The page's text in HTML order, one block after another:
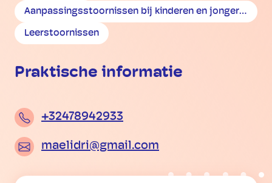
Aanpassingsstoornissen bij kinderen en jongeren
Leerstoornissen
Praktische informatie
+32478942933
maelidri@gmail.com